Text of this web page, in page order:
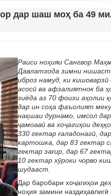
дар шаш моҳ ба 49
Раиси ноҳияи Сангвор
Давлатзода зимни
иброз намуд, ки кишоварзӣ
асосӣ ва афзалиятнок ба
зиёда аз 70 фоизи аҳолии
дар ин соҳа фаъолият
нақшаи дурнамо, имсол дар
ҷамоавӣ ва хоҷагиҳои
330 гектар ғаладонагӣ,
картошка, дар 83 гектар
гектар зағир, дар 67
10 гектар хӯроки чорво
шудааст.
Дар баробари хоҷагиҳои
ноҳия замини наздиҳавлигӣ